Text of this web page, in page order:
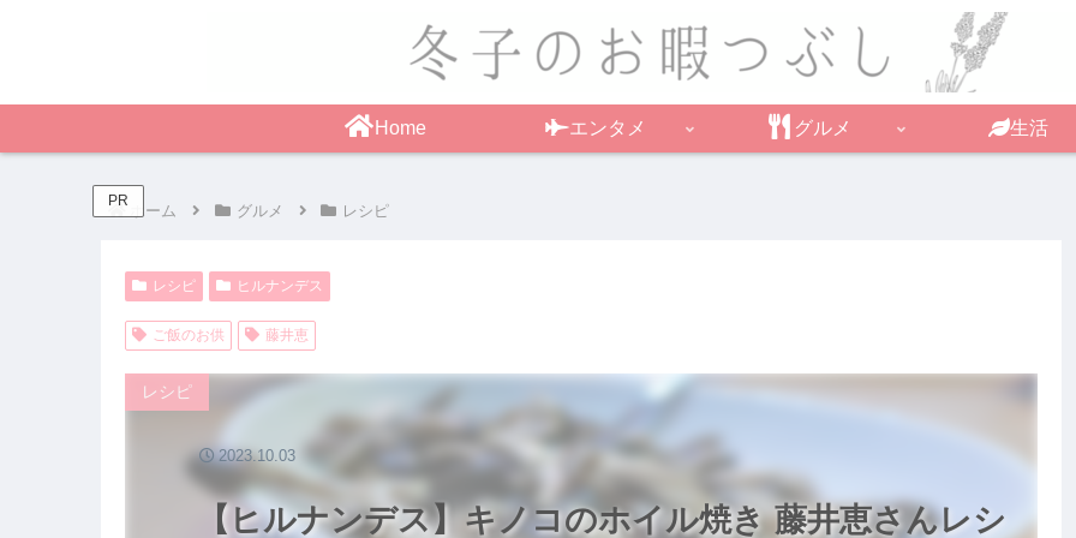
Home エンタメ グルメ 生活
PR
ホーム グルメ レシピ
レシピ ヒルナンデス
ご飯のお供 藤井恵
【ヒルナンデス】キノコのホイル焼き 藤井恵さんレシ
レシピ
2023.10.03